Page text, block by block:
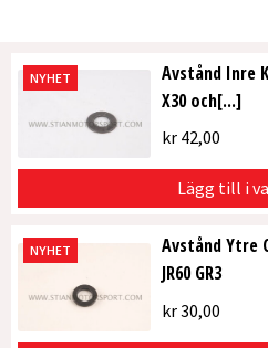
NYHET
Avstånd Inre
X30 och[...]
kr42,00
Lägg till i
NYHET
Avstånd Ytre
JR60 GR3
kr30,00